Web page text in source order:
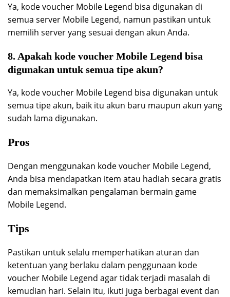
Ya, kode voucher Mobile Legend bisa digunakan di
semua server Mobile Legend, namun pastikan untuk
memilih server yang sesuai dengan akun Anda.
8. Apakah kode voucher Mobile Legend bisa
digunakan untuk semua tipe akun?
Ya, kode voucher Mobile Legend bisa digunakan untuk
semua tipe akun, baik itu akun baru maupun akun yang
sudah lama digunakan.
Pros
Dengan menggunakan kode voucher Mobile Legend,
Anda bisa mendapatkan item atau hadiah secara gratis
dan memaksimalkan pengalaman bermain game
Mobile Legend.
Tips
Pastikan untuk selalu memperhatikan aturan dan
ketentuan yang berlaku dalam penggunaan kode
voucher Mobile Legend agar tidak terjadi masalah di
kemudian hari. Selain itu, ikuti juga berbagai event dan